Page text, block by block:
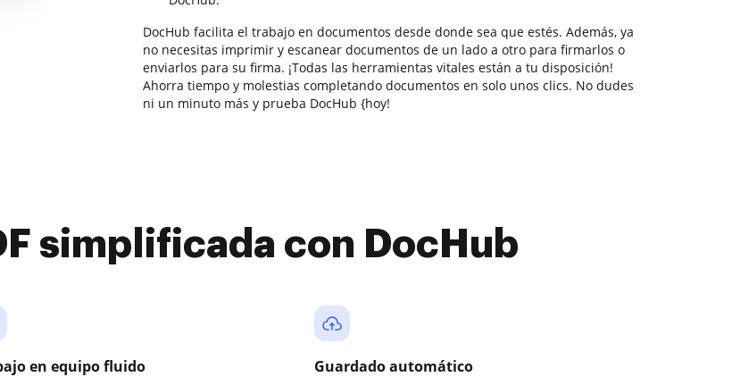
DocHub facilita el trabajo en documentos desde donde sea que estés. Además, ya
no necesitas imprimir y escanear documentos de un lado a otro para firmarlos o
enviarlos para su firma. ¡Todas las herramientas vitales están a tu disposición!
Ahorra tiempo y molestias completando documentos en solo unos clics. No dudes
ni un minuto más y prueba DocHub {hoy!
simplificada con DocHub
en equipo fluido Guardado automático